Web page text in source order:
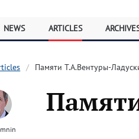
NEWS ARTICLES
Памяти Т.А.Вентуры-